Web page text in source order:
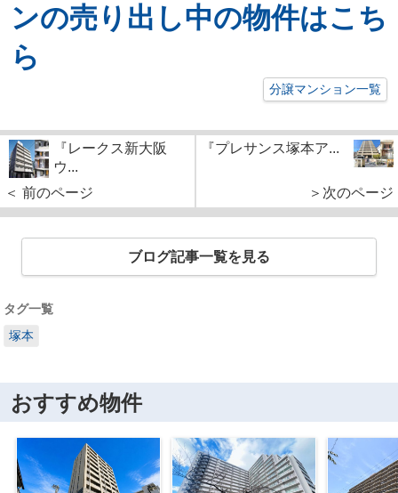
ンの売り出し中の物件はこち
ら
分譲マンション一覧
『レークス新大阪
ウ...
＜ 前のページ
『プレサンス塚本ア...
＞次のページ
ブログ記事一覧を見る
タグ一覧
塚本
おすすめ物件